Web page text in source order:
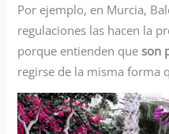
Por ejemplo, en Murcia,
regulaciones las hacen la
porque entienden queson
regirse de la misma forma